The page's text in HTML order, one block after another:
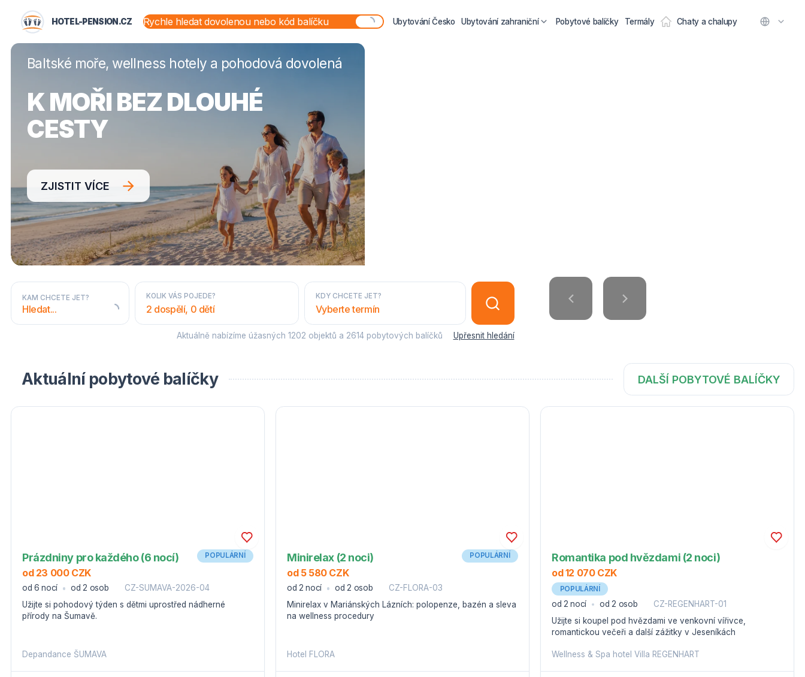
HOTEL-PENSION.CZ Ubytování Česko Ubytování zahraniční Pobytové balíčky Termály Chaty a chalupy
HOTEL-PENSION.CZ
Baltské moře, wellness hotely a pohodová dovolená
K MOŘI BEZ DLOUHÉ
CESTY
ZJISTIT VÍCE
KAM CHCETE JET? KOLIK VÁS POJEDE?
2 dospělí, 0 dětí
KDY CHCETE JET?
Vyberte termín
Aktuálně nabízíme úžasných 1202 objektů a 2614 pobytových balíčků Upřesnit hledání
Aktuální pobytové balíčky DALŠÍ POBYTOVÉ BALÍČKY
Prázdniny pro každého (6 nocí)
od 23 000 CZK
POPULÁRNÍ
od 6 nocí od 2 osob
CZ-SUMAVA-2026-04
Užijte si pohodový týden s dětmi uprostřed nádherné
přírody na Šumavě.
Depandance ŠUMAVA
Minirelax (2 noci)
od 5 580 CZK
POPULÁRNÍ
od 2 nocí od 2 osob
CZ-FLORA-03
Minirelax v Mariánských Lázních: polopenze, bazén a sleva
na wellness procedury
Hotel FLORA
Romantika pod hvězdami (2 noci)
od 12 070 CZK
POPULÁRNÍ
od 2 nocí od 2 osob
CZ-REGENHART-01
Užijte si koupel pod hvězdami ve venkovní vířivce,
romantickou večeři a další zážitky v Jeseníkách
Wellness & Spa hotel Villa REGENHART